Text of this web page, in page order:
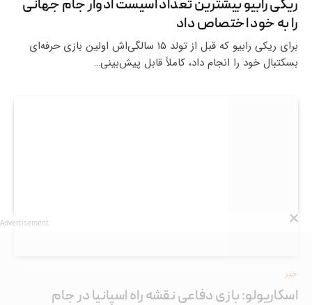
ریکی رابیو بیشترین تعداد اسیست ادوار جام جهانی
را به خود اختصاص داد
برای ریکی رابیو که قبل از تولد ۱۵ سالگی‌اش اولین بازی حرفه‌ای
بسکتبال خود را انجام داد، کاملاً قابل پیش‌بینی…
خبر
اسکاریولو: بازی دفاعی نقشه راه اسپانیا در جام
Advertisement